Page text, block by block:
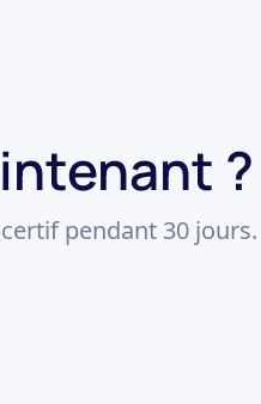
?
pendant 30 jours.